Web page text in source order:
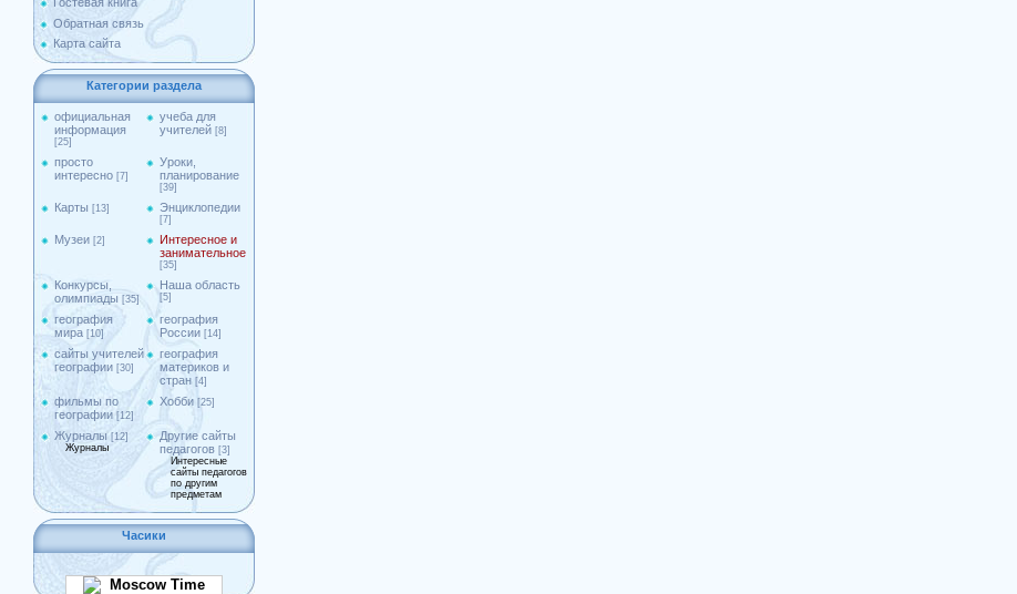
Гостевая книга
Обратная связь
Карта сайта
Категории раздела
официальная
информация
[25]
учеба для
учителей [8]
просто
интересно [7]
Уроки,
планирование
[39]
Карты [13] Энциклопедии
[7]
Музеи [2]
Интересное и
занимательное
[35]
Конкурсы,
олимпиады [35]
Наша область
[5]
география
мира [10]
география
России [14]
сайты учителей
географии [30]
география
материков и
стран [4]
фильмы по
географии [12]
Хобби [25]
Журналы [12]
Журналы
Другие сайты
педагогов [3]
Интересные
сайты педагогов
по другим
предметам
Часики
Moscow Time